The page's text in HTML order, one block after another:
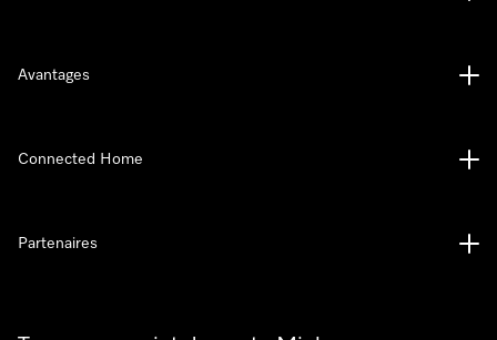
Avantages
Connected Home
Partenaires